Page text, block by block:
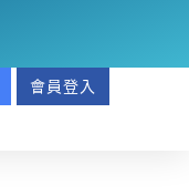
會員登入